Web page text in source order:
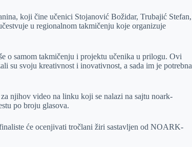
koji čine učenici Stojanović Božidar, Trubajić Stefan,
u regionalnom takmičenju koje organizuje
o samom takmičenju i projektu učenika u prilogu. Ovi
su svoju kreativnost i inovativnost, a sada im je potrebna
njihov video na linku koji se nalazi na sajtu noark-
po broju glasova.
će ocenjivati tročlani žiri sastavljen od NOARK-